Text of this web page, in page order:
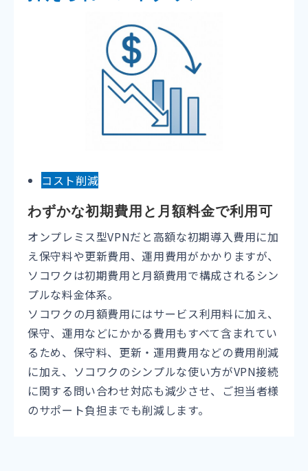
コスト削減
わずかな初期費用と月額料金で利用可
オンプレミス型VPNだと高額な初期導入費用に加
え保守料や更新費用、運用費用がかかりますが、
ソコワクは初期費用と月額費用で構成されるシン
プルな料金体系。
ソコワクの月額費用にはサービス利用料に加え、
保守、運用などにかかる費用もすべて含まれてい
るため、保守料、更新・運用費用などの費用削減
に加え、ソコワクのシンプルな使い方がVPN接続
に関する問い合わせ対応も減少させ、ご担当者様
のサポート負担までも削減します。